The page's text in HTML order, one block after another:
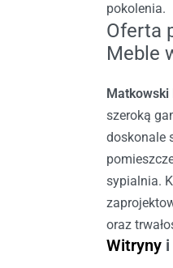
pokolenia.
Oferta
Meble
Matkowski
szeroką
doskonale
sypialnia.
oraz
Witryny i